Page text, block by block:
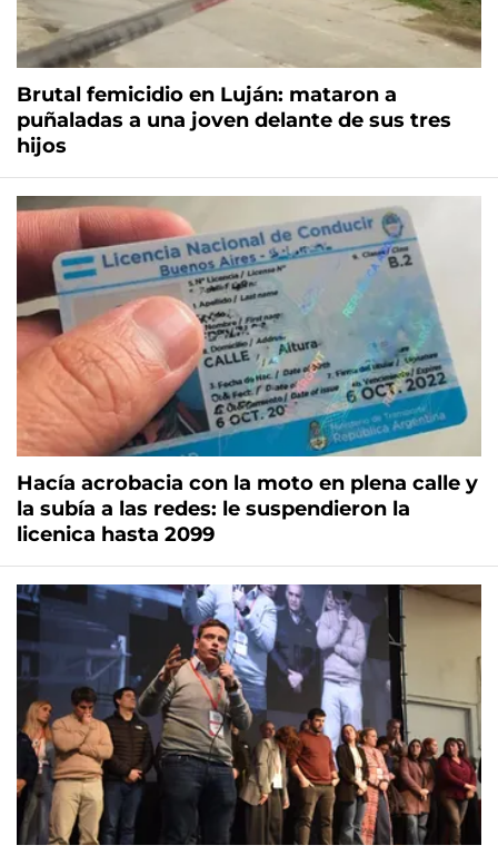
Brutal femicidio en Luján: mataron a
puñaladas a una joven delante de sus tres
hijos
Hacía acrobacia con la moto en plena calle y
la subía a las redes: le suspendieron la
licenica hasta 2099